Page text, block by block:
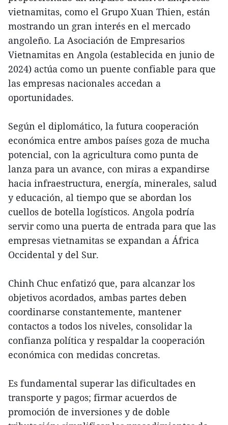
vietnamitas, como el Grupo Xuan Thien, están
mostrando un gran interés en el mercado
angoleño. La Asociación de Empresarios
Vietnamitas en Angola (establecida en junio de
2024) actúa como un puente confiable para que
las empresas nacionales accedan a
oportunidades.
Según el diplomático, la futura cooperación
económica entre ambos países goza de mucha
potencial, con la agricultura como punta de
lanza para un avance, con miras a expandirse
hacia infraestructura, energía, minerales, salud
y educación, al tiempo que se abordan los
cuellos de botella logísticos. Angola podría
servir como una puerta de entrada para que las
empresas vietnamitas se expandan a África
Occidental y del Sur.
Chinh Chuc enfatizó que, para alcanzar los
objetivos acordados, ambas partes deben
coordinarse constantemente, mantener
contactos a todos los niveles, consolidar la
confianza política y respaldar la cooperación
económica con medidas concretas.
Es fundamental superar las dificultades en
transporte y pagos; firmar acuerdos de
promoción de inversiones y de doble